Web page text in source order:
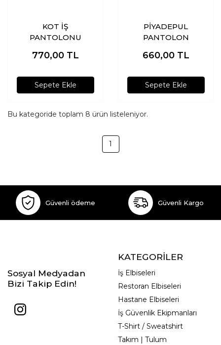
KOT İŞ
PANTOLONU
770,00 TL
Sepete Ekle
PİYADEPUL
PANTOLON
660,00 TL
Sepete Ekle
Bu kategoride toplam 8 ürün listeleniyor.
1
Güvenli ödeme Güvenli Kargo
Sosyal Medyadan
Bizi Takip Edin!
KATEGORİLER
İş Elbiseleri
Restoran Elbiseleri
Hastane Elbiseleri
İş Güvenlik Ekipmanları
T-Shirt / Sweatshirt
Takım | Tulum